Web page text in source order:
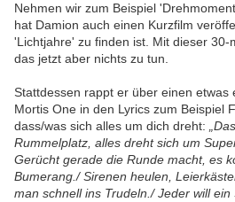
Nehmen wir zum Beispiel
hat Damion auch einen Kurzfilm
'Lichtjahre' zu finden ist. Mit dieser 30-
das jetzt aber nichts zu tun.
Stattdessen rappt er über einen etwas
Mortis One in den Lyrics zum Beispiel
dass/was sich alles um dich dreht:
Rummelplatz, alles dreht sich um
Gerücht gerade die Runde macht, es
Bumerang./ Sirenen heulen,
man schnell ins Trudeln./ Jeder will